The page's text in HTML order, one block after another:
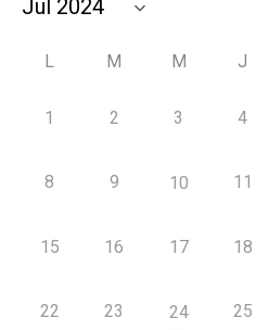
L M M J
1 2 3 4
8 9 10 11
15 16 17 18
22 23 24 25